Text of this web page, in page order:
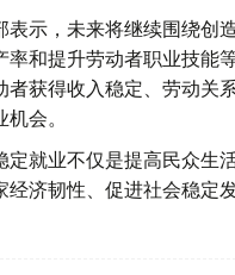
表示，未来将继续围绕创
率和提升劳动者职业技能
者获得收入稳定、劳动关
会。
定就业不仅是提高民众生
经济韧性、促进社会稳定